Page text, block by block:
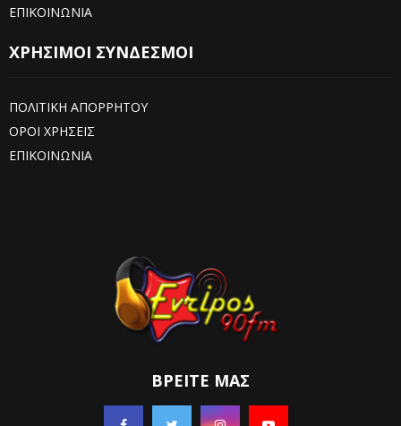
ΕΠΙΚΟΙΝΩΝΙΑ
ΧΡΗΣΙΜΟΙ ΣΥΝΔΕΣΜΟΙ
ΠΟΛΙΤΙΚΗ ΑΠΟΡΡΗΤΟΥ
ΟΡΟΙ ΧΡΗΣΕΙΣ
ΕΠΙΚΟΙΝΩΝΙΑ
ΒΡΕΊΤΕ ΜΑΣ